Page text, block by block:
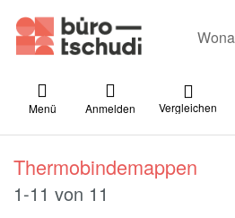
Menü Anmelden Vergleichen
Thermobindemappen
Suchergebnisse:
1-11 von 11